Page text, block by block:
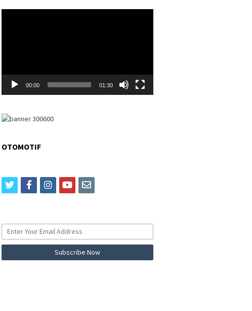
00:00 01:30
OTOMOTIF
twitterfacebookinstagram
youtubeemail